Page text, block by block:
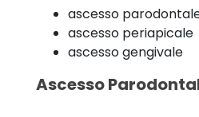
ascesso
ascesso periapicale
ascesso gengivale
Ascesso